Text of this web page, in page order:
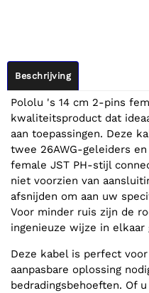
Beschrijving
Pololu 's 14 cm 2-pins
kwaliteitsproduct dat
aan toepassingen. Deze
twee 26AWG-geleiders
female JST PH-stijl
niet voorzien van
afsnijden om aan uw
Voor minder ruis zijn de
ingenieuze wijze in elkaar
Deze kabel is perfect
aanpasbare oplossing
bedradingsbehoeften. Of